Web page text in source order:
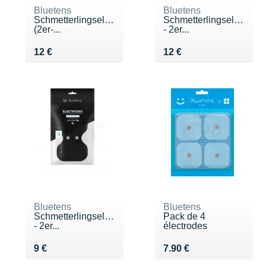
Bluetens
Schmetterlingselektroden
(2er-...
12 €
Vendu 12 €
Bluetens
- 2er...
12 €
Vendu 12 €
Bluetens
Schmetterlingselektroden
- 2er...
9 €
Vendu 9 €
Bluetens
Pack de 4
électrodes
7.90 €
Vendu 7.90 €